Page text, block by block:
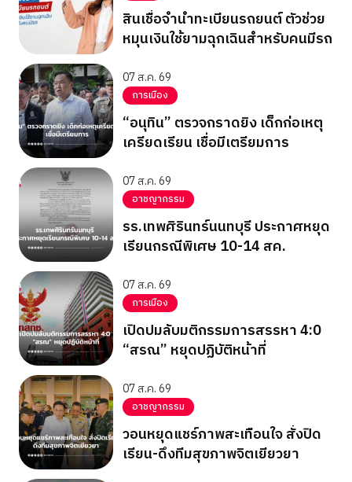
สินเชื่อจำนำทะเบียนรถยนต์ ตัวช่วย
หมุนเงินใช้ยามฉุกเฉินสำหรับคนมีรถ
07 ส.ค. 69
การเมือง
“อนุทิน” ตรวจกราดยิง เด็กก่อเหตุ
เครียดเรียน เชื่อมีเตรียมการ
07 ส.ค. 69
อาชญากรรม
รร.เทพศิรินทร์นนทบุรี ประกาศหยุด
เรียนกรณีพิเศษ 10-14 สค.
07 ส.ค. 69
การเมือง
เปิดปมลับมติกรรมการสรรหา 4:0
“สรณ” หยุดปฏิบัติหน้าที่
07 ส.ค. 69
อาชญากรรม
วอนหยุดแชร์ภาพสะเทือนใจ สั่งปิด
เรียน-ดึงทีมสุขภาพจิตเยียวยา